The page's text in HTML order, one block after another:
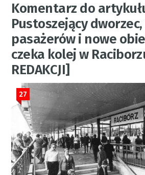
Komentarz do
Pustoszejący dworzec,
pasażerów i nowe
czeka kolej w
REDAKCJI]
27